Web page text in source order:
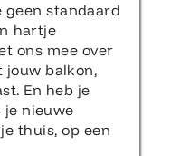
geen standaard
hartje
ons mee over
jouw balkon,
En heb je
je nieuwe
thuis, op een